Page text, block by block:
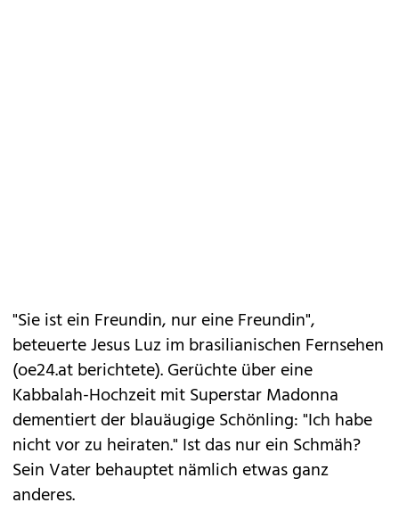
"Sie ist ein Freundin, nur eine Freundin",
beteuerte Jesus Luz im brasilianischen Fernsehen
(oe24.at berichtete). Gerüchte über eine
Kabbalah-Hochzeit mit Superstar Madonna
dementiert der blauäugige Schönling: "Ich habe
nicht vor zu heiraten." Ist das nur ein Schmäh?
Sein Vater behauptet nämlich etwas ganz
anderes.